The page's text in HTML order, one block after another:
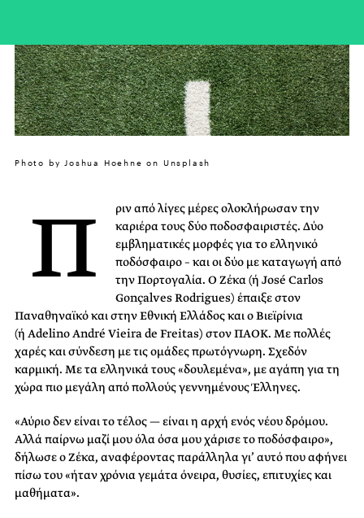
Photo by Joshua Hoehne on Unsplash
Π
ριν από λίγες μέρες ολοκλήρωσαν την
καριέρα τους δύο ποδοσφαιριστές. Δύο
εμβληματικές μορφές για το ελληνικό
ποδόσφαιρο – και οι δύο με καταγωγή από
την Πορτογαλία. Ο Ζέκα (ή José Carlos
Gonçalves Rodrigues) έπαιξε στον
Παναθηναϊκό και στην Εθνική Ελλάδος και ο Βιεϊρίνια
(ή Adelino André Vieira de Freitas) στον ΠΑΟΚ. Με πολλές
χαρές και σύνδεση με τις ομάδες πρωτόγνωρη. Σχεδόν
καρμική. Με τα ελληνικά τους «δουλεμένα», με αγάπη για τη
χώρα πιο μεγάλη από πολλούς γεννημένους Έλληνες.
«Αύριο δεν είναι το τέλος — είναι η αρχή ενός νέου δρόμου.
Αλλά παίρνω μαζί μου όλα όσα μου χάρισε το ποδόσφαιρο»,
δήλωσε ο Ζέκα, αναφέροντας παράλληλα γι’ αυτό που αφήνει
πίσω του «ήταν χρόνια γεμάτα όνειρα, θυσίες, επιτυχίες και
μαθήματα».